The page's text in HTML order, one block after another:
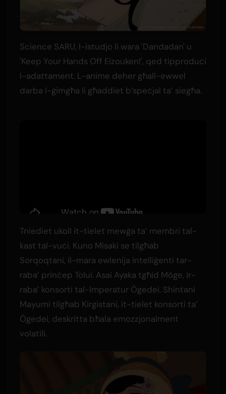
Science SARU, l-istudjo li wara 'Dandadan' u
'Keep Your Hands Off Eizouken!', qed tipproduċi
l-adattament. L-anime deher għall-ewwel
darba l-ġimgħa li għaddiet b’speċjal ta’ siegħa.
Tniediet ukoll it-tielet mewġa ta’ membri tal-
kast tal-vuċi. Kuno Misaki se tilgħab
Sorqoqtani, il-mara ewlenija intelliġenti tar-
raba’ prinċep Tolui. Asai Ayaka tgħid Möge, ir-
raba’ konsorti tal-Imperatur Ögedei. Shintani
Mayumi tilgħab Kirgistani, it-tielet konsorti ta’
Ögedei, deskritta bħala emozzjonalment
volatili.